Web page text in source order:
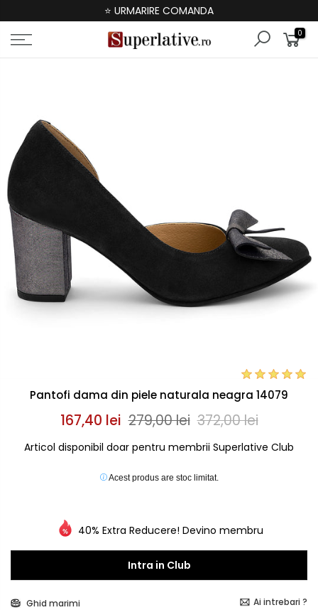
⭐ URMARIRE COMANDA
0
Pantofi dama din piele naturala neagra 14079
167,40 lei 279,00 lei 372,00 lei
Articol disponibil doar pentru membrii Superlative Club
Acest produs are stoc limitat.
40% Extra Reducere! Devino membru
Intra in Club
Ghid marimi Ai intrebari ?